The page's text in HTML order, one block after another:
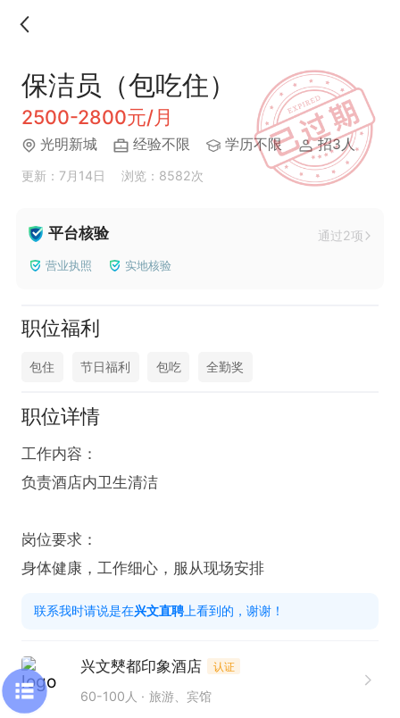
保洁员（包吃住）
2500-2800元/月
光明新城 经验不限 学历不限 招3人
更新：7月14日 浏览：8582次
平台核验 通过2项
营业执照 实地核验
职位福利
包住 节日福利 包吃 全勤奖
职位详情
工作内容：
负责酒店内卫生清洁
岗位要求：
身体健康，工作细心，服从现场安排
联系我时请说是在兴文直聘 上看到的，谢谢！
兴文僰都印象酒店 认证
60-100人 旅游、宾馆